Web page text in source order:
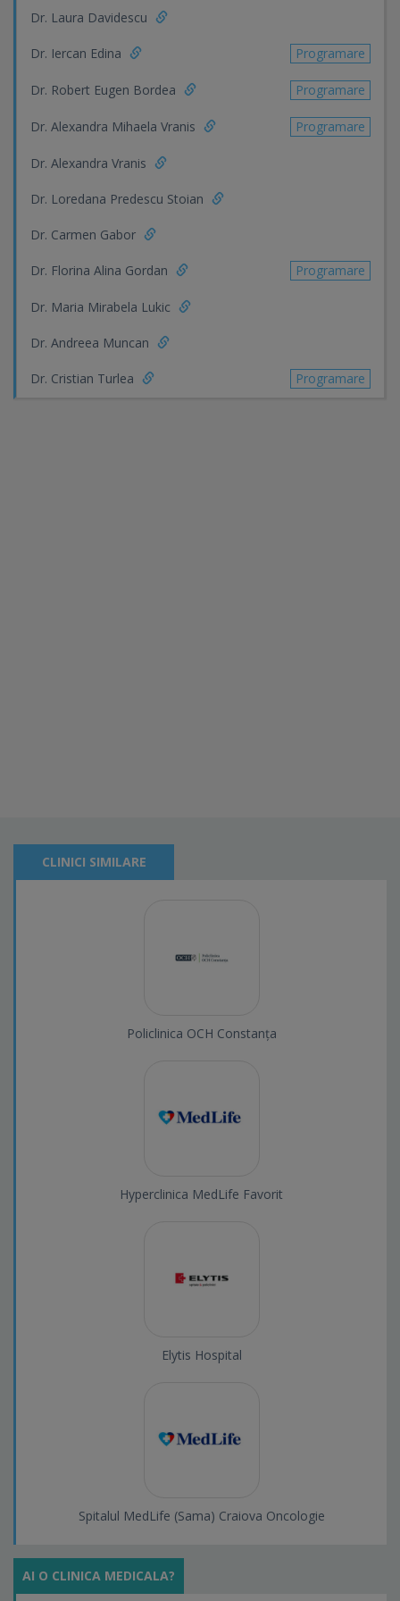
Dr. Laura Davidescu
Dr. Iercan Edina Programare
Dr. Robert Eugen Bordea Programare
Dr. Alexandra Mihaela Vranis Programare
Dr. Alexandra Vranis
Dr. Loredana Predescu Stoian
Dr. Carmen Gabor
Dr. Florina Alina Gordan Programare
Dr. Maria Mirabela Lukic
Dr. Andreea Muncan
Dr. Cristian Turlea Programare
CLINICI SIMILARE
Policlinica OCH Constanța
Hyperclinica MedLife Favorit
Elytis Hospital
Spitalul MedLife (Sama) Craiova Oncologie
AI O CLINICA MEDICALA?